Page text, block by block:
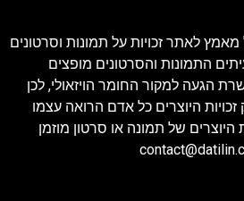
לאתר זכויות על תמונות וסרטונים
התמונות והסרטונים מופצים
הגעה למקור החומר הויזאולי, לכן
27א' לחוק זכויות היוצרים כל אדם הרואה עצמו
היוצרים של תמונה או סרטון מוזמן